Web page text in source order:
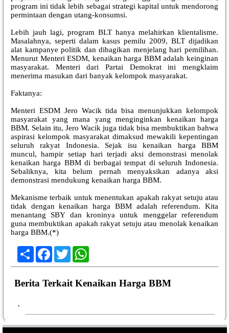
program ini tidak lebih sebagai strategi kapital untuk mendorong
permintaan dengan utang-konsumsi.
Lebih jauh lagi, program BLT hanya melahirkan klientalisme.
Masalahnya, seperti dalam kasus pemilu 2009, BLT dijadikan
alat kampanye politik dan dibagikan menjelang hari pemilihan.
Menurut Menteri ESDM, kenaikan harga BBM adalah keinginan
masyarakat. Menteri dari Partai Demokrat ini mengklaim
menerima masukan dari banyak kelompok masyarakat.
Faktanya:
Menteri ESDM Jero Wacik tida bisa menunjukkan kelompok
masyarakat yang mana yang menginginkan kenaikan harga
BBM. Selain itu, Jero Wacik juga tidak bisa membuktikan bahwa
aspirasi kelompok masyarakat dimaksud mewakili kepentingan
seluruh rakyat Indonesia. Sejak isu kenaikan harga BBM
muncul, hampir setiap hari terjadi aksi demonstrasi menolak
kenaikan harga BBM di berbagai tempat di seluruh Indonesia.
Sebaliknya, kita belum pernah menyaksikan adanya aksi
demonstrasi mendukung kenaikan harga BBM.
Mekanisme terbaik untuk menentukan apakah rakyat setuju atau
tidak dengan kenaikan harga BBM adalah referendum. Kita
menantang SBY dan kroninya untuk menggelar referendum
guna membuktikan apakah rakyat setuju atau menolak kenaikan
harga BBM.(*)
ShareFacebook
TwitterWhatsApp
Berita Terkait Kenaikan Harga BBM
•